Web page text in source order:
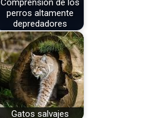
Comprensión de los
perros altamente
depredadores
Gatos salvajes